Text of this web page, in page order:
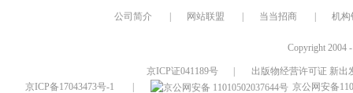
公司简介 网站联盟 当当招商 机构
Copyright 2004
京ICP证041189号
出版物经营许可证 新出
京ICP备17043473号-1
京公网安备